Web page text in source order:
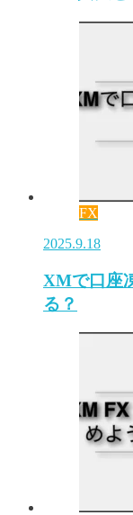
FX
2025.9.18
XMで口座
る？